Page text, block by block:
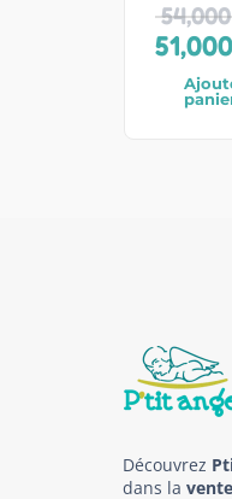
51,000
Découvrez
dans la